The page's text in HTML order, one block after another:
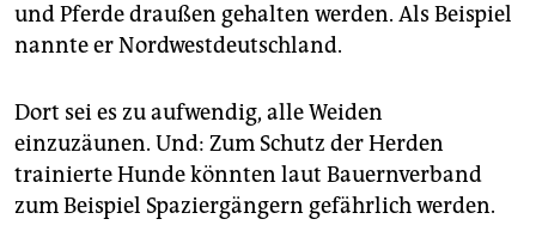
und Pferde draußen gehalten werden. Als Beispiel
nannte er Nordwestdeutschland.
Dort sei es zu aufwendig, alle Weiden
einzuzäunen. Und: Zum Schutz der Herden
trainierte Hunde könnten laut Bauernverband
zum Beispiel Spaziergängern gefährlich werden.